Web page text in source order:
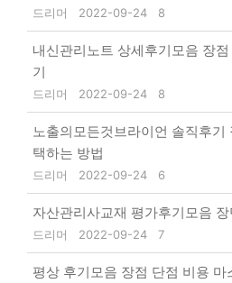
드리머 2022-09-24 8
내신관리노트 상세후기모음 장
기
드리머 2022-09-24 8
노출의모든것브라이언 솔직후기
택하는 방법
드리머 2022-09-24 6
자산관리사교재 평가후기모음
드리머 2022-09-24 7
평상 후기모음 장점 단점 비용 마